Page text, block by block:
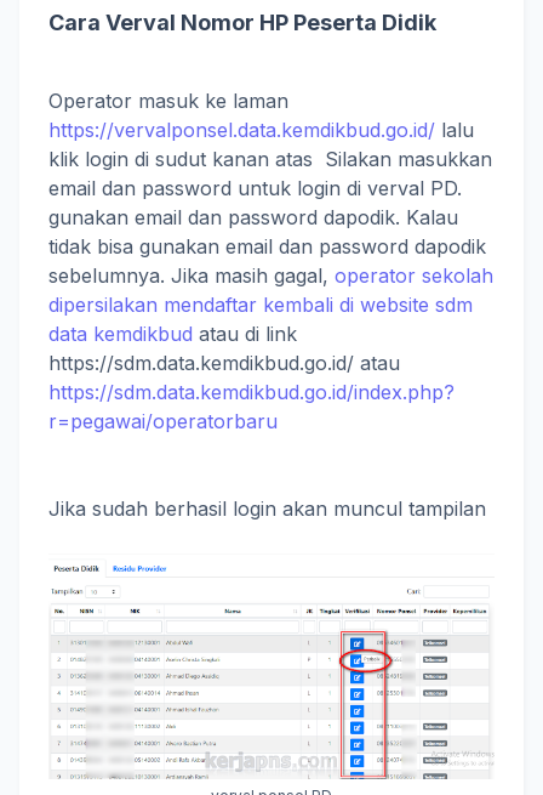
Cara Verval Nomor HP Peserta Didik
Operator masuk ke laman
https://vervalponsel.data.kemdikbud.go.id/ lalu
klik login di sudut kanan atas Silakan masukkan
email dan password untuk login di verval PD.
gunakan email dan password dapodik. Kalau
tidak bisa gunakan email dan password dapodik
sebelumnya. Jika masih gagal, operator sekolah
dipersilakan mendaftar kembali di website sdm
data kemdikbud atau di link
https://sdm.data.kemdikbud.go.id/ atau
https://sdm.data.kemdikbud.go.id/index.php?
r=pegawai/operatorbaru
Jika sudah berhasil login akan muncul tampilan